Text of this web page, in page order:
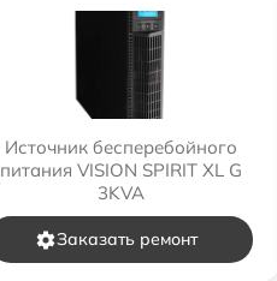
Источник бесперебойного
питания VISION SPIRIT XL G
3KVA
Заказать ремонт